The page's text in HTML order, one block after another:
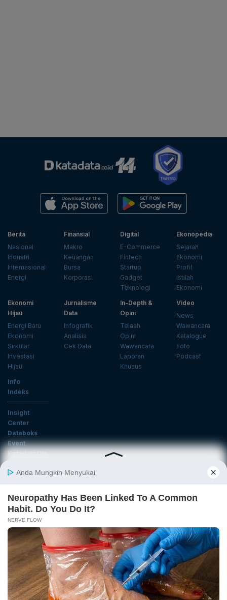
Berita
Nasional
Industri
Internasional
Energi
Finansial
Makro
Keuangan
Bursa
Korporasi
Digital
E-Commerce
Fintech
Startup
Gadget
Teknologi
Ekonopedia
Sejarah
Ekonomi
Profil
Istilah
Ekonomi
Ekonomi
Hijau
Energi Baru
Ekonomi
Sirkular
Investasi
Hijau
Jurnalisme
Data
Infografik
Analisis
Cek Data
In-Depth &
Opini
Telaah
Opini
Wawancara
Laporan
Khusus
Video
News
Wawancara
Katalogue
Foto
Podcast
Info
Indeks
Insight
Center
Databoks
Event
KatadataOto
Email
Daftar
Tentang Katadata Advertising Karier
Pedoman Media Siber
Kebijakan Privasi
Disclaimer
Hubungi Kami
©2026 Katadata. Hak cipta dilindungi Undang-undang.